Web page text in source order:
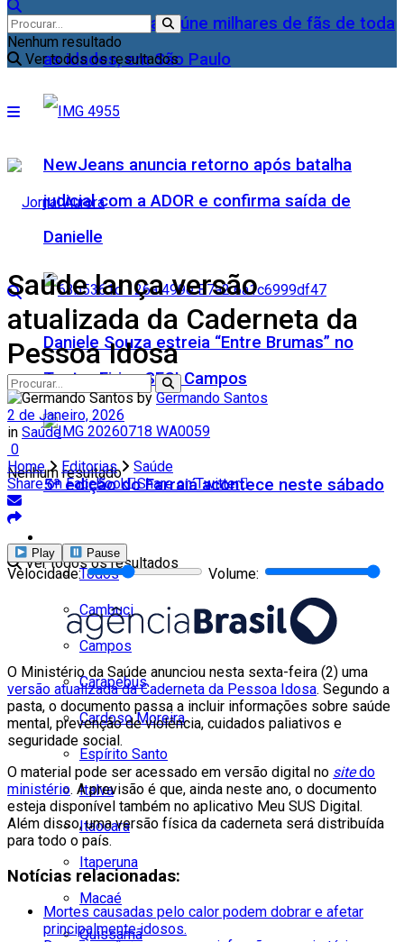
Baixinhos, Xuxa reúne milhares de fãs de toda
as idades, em São Paulo
NewJeans anuncia retorno após batalha
judicial com a ADOR e confirma saída de
Danielle
Daniele Souza estreia “Entre Brumas” no
Teatro Firjan SESI Campos
5ª edição do Farraiá acontece neste sábado
Todos
Cambuci
Campos
Carapebus
Cardoso Moreira
Espírito Santo
Italva
Itaocara
Itaperuna
Macaé
Quissamã
Nenhum resultado
Ver todos os resultados
Nenhum resultado
Ver todos os resultados
Saúde lança versão
atualizada da Caderneta da
Pessoa Idosa
by Germando Santos
2 de Janeiro, 2026
in Saúde
0
Home
Editorias
Saúde
Share on Facebook Share on Twitter
Play Pause
Velocidade: Volume:
O Ministério da Saúde anunciou nesta sexta-feira (2) uma
versão atualizada da Caderneta da Pessoa Idosa. Segundo a
pasta, o documento passa a incluir informações sobre saúde
mental, prevenção de violência, cuidados paliativos e
seguridade social.
O material pode ser acessado em versão digital no sitedo
ministério. A previsão é que, ainda neste ano, o documento
esteja disponível também no aplicativo Meu SUS Digital.
Além disso, uma versão física da caderneta será distribuída
para todo o país.
Notícias relacionadas:
Mortes causadas pelo calor podem dobrar e afetar
principalmente idosos.